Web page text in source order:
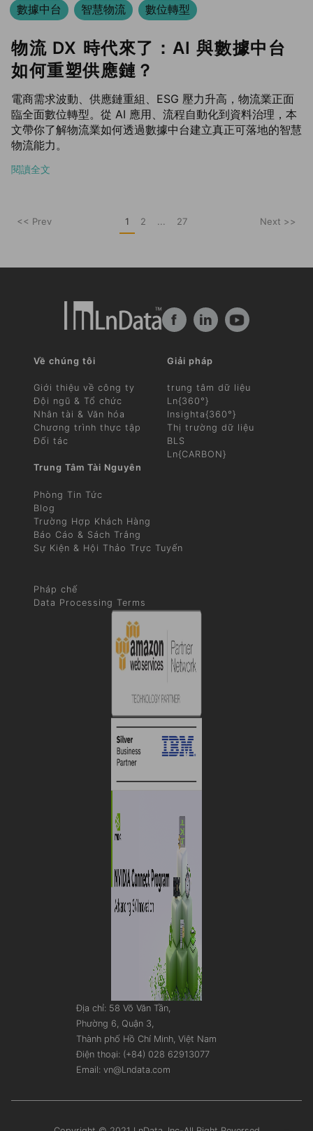
數據中台
智慧物流 數位轉型
物流 DX 時代來了：AI 與數據中台
如何重塑供應鏈？
電商需求波動、供應鏈重組、ESG 壓力升高，物流業正面
臨全面數位轉型。從 AI 應用、流程自動化到資料治理，本
文帶你了解物流業如何透過數據中台建立真正可落地的智慧
物流能力。
閱讀全文
<< Prev 1 2 ... 27 Next >>
f in
Địa chỉ: 58 Võ Văn Tần,
Phường 6, Quận 3,
Thành phố Hồ Chí Minh, Việt Nam
Điện thoại: (+84) 028 62913077
Email: vn@Lndata.com
Về chúng tôi
Giới thiệu về công ty
Đội ngũ & Tổ chức
Nhân tài & Văn hóa
Chương trình thực tập
Đối tác
Giải pháp
trung tâm dữ liệu
Ln{360°}
Insighta{360°}
Thị trường dữ liệu
BLS
Ln{CARBON}
Trung Tâm Tài Nguyên
Phòng Tin Tức
Blog
Trường Hợp Khách Hàng
Báo Cáo & Sách Trắng
Sự Kiện & Hội Thảo Trực Tuyến
Pháp chế
Data Processing Terms